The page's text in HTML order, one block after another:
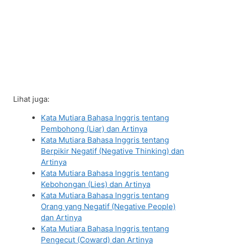
Lihat juga:
Kata Mutiara Bahasa Inggris tentang
Pembohong (Liar) dan Artinya
Kata Mutiara Bahasa Inggris tentang
Berpikir Negatif (Negative Thinking) dan
Artinya
Kata Mutiara Bahasa Inggris tentang
Kebohongan (Lies) dan Artinya
Kata Mutiara Bahasa Inggris tentang
Orang yang Negatif (Negative People)
dan Artinya
Kata Mutiara Bahasa Inggris tentang
Pengecut (Coward) dan Artinya